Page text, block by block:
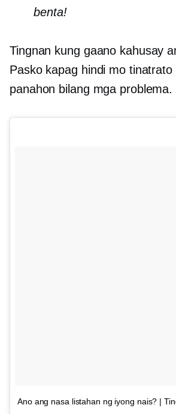
benta!
Tingnan kung gaano kahusay
Pasko kapag hindi mo
panahon bilang mga problema.
Ano ang nasa listahan ng iyong nais? |